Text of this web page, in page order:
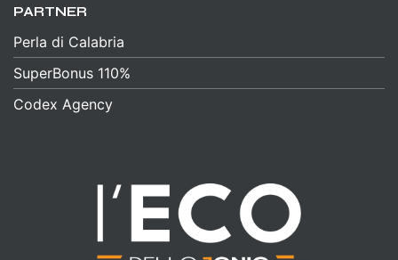
PARTNER
Perla di Calabria
SuperBonus 110%
Codex Agency